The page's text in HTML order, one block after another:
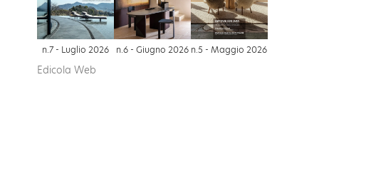
n.7 - Luglio 2026 n.6 - Giugno 2026 n.5 - Maggio 2026
Edicola Web